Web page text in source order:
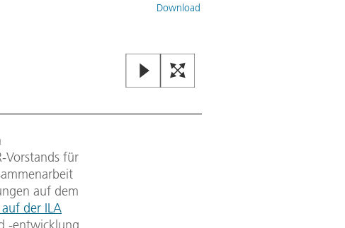
Download
Vorstands für
auf dem
der ILA
-entwicklung